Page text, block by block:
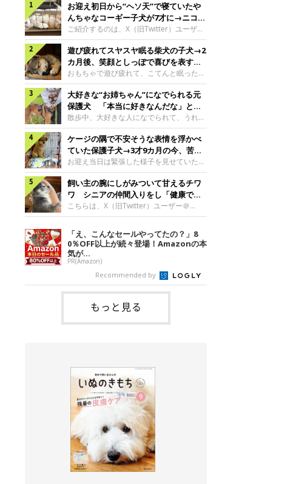
お迎え初日から“ヘソ天”で寝ていたや
んちゃなコーギー子犬が7才に→ニコニ
コ“コーギースマイル”が魅力のコに成
長！
ご紹介するのは、X（旧Twitter）ユーザー
＠Kus1oKg2vsgdWS2さんの愛犬でウェル
シュ・コーギー・ペンブロークの神楽ちゃ
ん。今年の8月で7才になるという神楽ちゃ
んですが、いったいどんな子犬時代を過ご
したのでしょうか。今回は、神楽ちゃんの
成長を飼い主さんと振り返ります！神楽ち
ゃんの成長について聞いた！お迎えから数
日後の神楽ちゃん（撮影時生後2カ月）＠
Kus1oKg2vsgdWS2――お迎え当初の神楽
ちゃんの様子について教えてください。飼
い主さん： 「お迎え当日から“ヘソ天”で寝
るようなコでし
遊び疲れてスヤスヤ眠る柴犬の子犬→2
カ月後、笑顔としっぽで喜びを表すコ
に成長！
おもちゃで遊び疲れて、こてんと眠った子
犬。あれから2カ月、表情や行動にさまざ
まな変化が見られるようになりました。遊
び疲れて眠る生後2カ月のなっちゃん遊び
疲れた様子のなっちゃん。@Pkndg_紹介
するのは、X（旧Twitter）ユーザー
@Pkndg_さんの愛犬・なっちゃん（取材
時、生後4カ月／柴犬）。こちらの写真
は、なっちゃんが生後2カ月のころに撮影
された一枚です。この日、なっちゃんは家
族と一緒におもちゃで遊んでいました。た
くさん遊んで疲れたのか、その後は眠り始
めたそうです。眠るなっちゃん。
@Pkndg_
大好きな“お姉ちゃん”になでられる元
保護犬 「本当に好きなんだな」と感
じる表情にほっこり
散歩中、大好きな人になでられて、うれし
そうな表情を見せる元保護犬。甘えるよう
な姿に、見ているこちらまでほっこりしま
す。大好きな“お姉ちゃん”に甘える小次郎
くん妹さんになでてもらい、うれしそうな
表情を見せる小次郎くん（2026年6月撮
影）。@mika_Jimmy紹介するのは、X（旧
Twitter）ユーザー@mika_Jimmyさんの愛
犬・小次郎くん（撮影時5才）。こちら
は、飼い主さんの妹さんと一緒に散歩をし
日、飼い主さんは実家から自宅へ帰る途
中、妹さんと公園で待ち合わせ
ケージの隅で不安そうな表情を浮かべ
ていた保護子犬→3才9カ月の今、苦手
を克服し頼もしいコに成長！
お迎え当日は緊張した様子を見せていた元
野犬の保護子犬。あれから約3年半、苦手
だったことを一つひとつ克服し、家族に寄
り添う姿を見せています。お迎え当日、ケ
ージの隅で不安そうにお迎え当日のシルビ
アちゃん。@nemonemotos今回紹介する
@nemonemotosさんの愛犬・シルビアち
ゃん（撮影当時、生後推定2カ月）。飼い
主さんが「#最初に撮った一枚」として投
稿した写真には、ケージの隅で不安そうな
表情を浮かべるシルビアちゃんの姿が写っ
ていました。こちらは、保護犬だったシル
飼い主の腕にしがみついて甘えるチワ
ワ シニアの仲間入りをし「健康で穏
やかな暮らしが続いてほしい」と願う
こちらは、X（旧Twitter）ユーザー＠
kotubusuke617さんが投稿した写真。写
っているのは、愛犬でチワワのつぶしゃん
（本名：こつぶちゃん）です。飼い主さん
の腕にしがみつくつぶしゃん（撮影時6
才）＠kotubusuke617撮影当時の状況に
ついて伺うと、飼い主さんはこう教えてく
れました。飼い主さん： 「ある休日のこ
とです。私がソファに座った途端にひざの
上にのってきたので、そのままなでながら
テレビを見ていたのですが、微動だにしな
いので気になって見てみると、腕にしがみ
「え、こんなセールやってたの？」8
0％OFF以上が続々登場！Amazonの本
気が...
PR(Amazon)
Recommended by
もっと見る